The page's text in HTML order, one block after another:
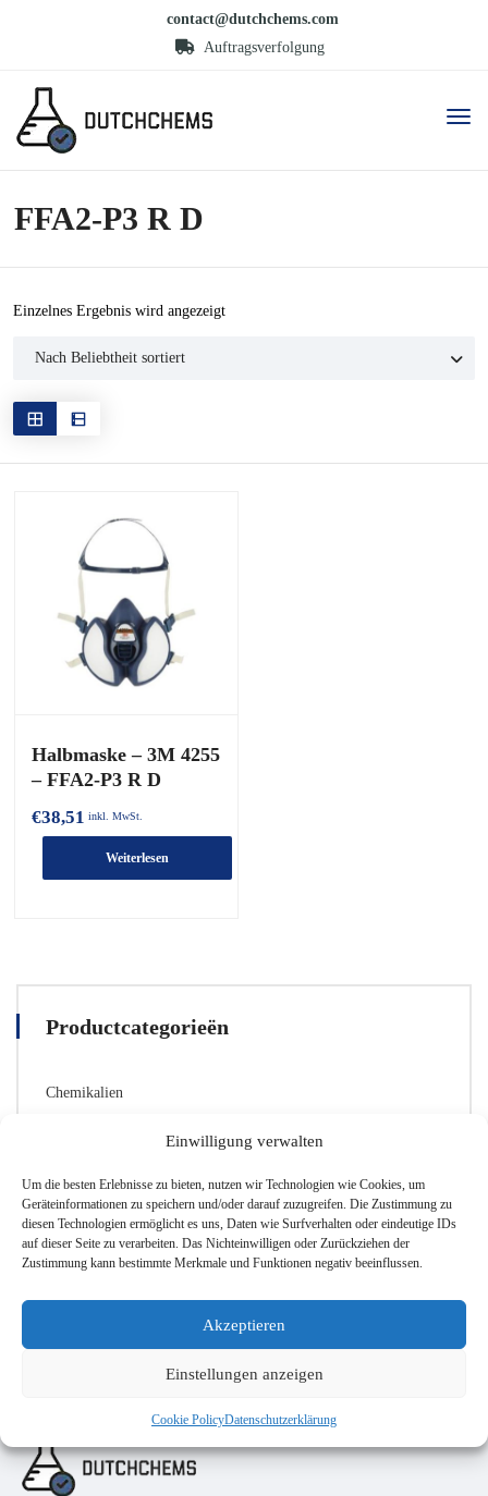
Einwilligung verwalten
Um die besten Erlebnisse zu bieten, nutzen wir Technologien wie Cookies, um
Geräteinformationen zu speichern und/oder darauf zuzugreifen. Die Zustimmung zu
diesen Technologien ermöglicht es uns, Daten wie Surfverhalten oder eindeutige IDs
auf dieser Seite zu verarbeiten. Das Nichteinwilligen oder Zurückziehen der
Zustimmung kann bestimmte Merkmale und Funktionen negativ beeinflussen.
Akzeptieren
Einstellungen anzeigen
Cookie PolicyDatenschutzerklärung
contact@dutchchems.com
Auftragsverfolgung
FFA2-P3 R D
Productcategorieën
Chemikalien
Sicherheitsausrüstung
Einzelnes Ergebnis wird angezeigt
Halbmaske – 3M 4255
– FFA2-P3 R D
€38,51 inkl. MwSt.
Weiterlesen